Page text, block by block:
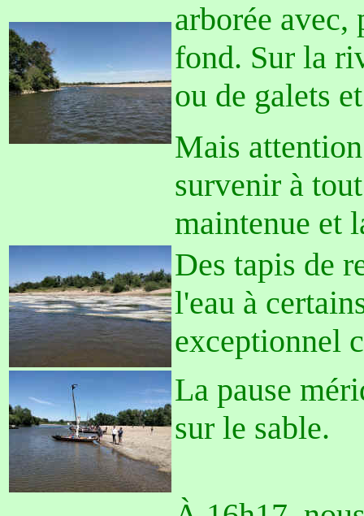
arborée
fond. Sur la
ou de galets
Mais
survenir à
maintenue et
Des tapis de
l'eau à
exceptionnel
La pause
sur le sable.